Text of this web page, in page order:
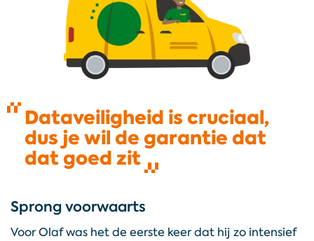
Dataveiligheid is cruciaal,
dus je wil de garantie dat
dat goed zit
Sprong voorwaarts
Voor Olaf was het de eerste keer dat hij zo intensief